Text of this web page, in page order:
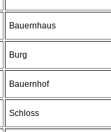
Bauernhaus
Burg
Bauernhof
Schloss